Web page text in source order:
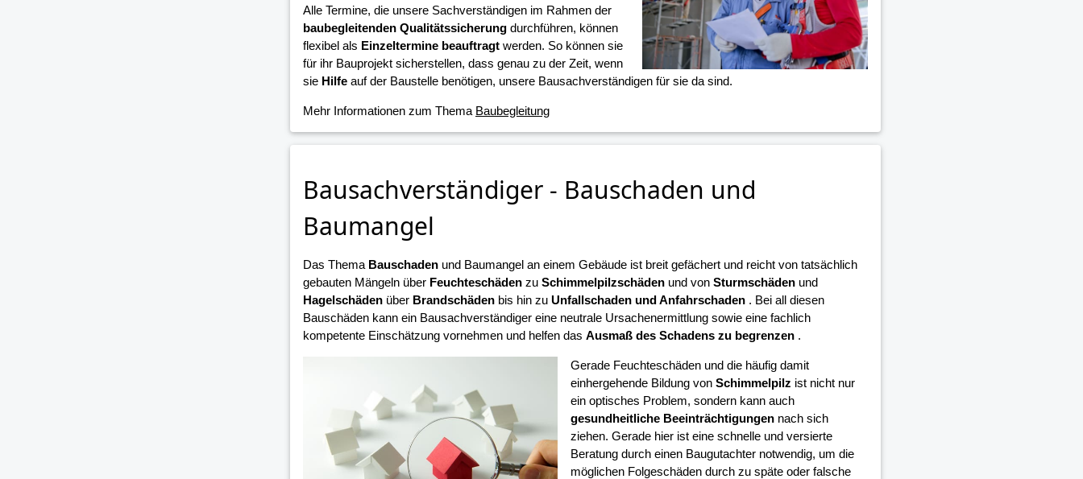
Alle Termine, die unsere Sachverständigen im Rahmen der
baubegleitenden Qualitätssicherungdurchführen, können
flexibel als Einzeltermine beauftragtwerden. So können sie
für ihr Bauprojekt sicherstellen, dass genau zu der Zeit, wenn
sie Hilfeauf der Baustelle benötigen, unsere Bausachverständigen für sie da sind.
Mehr Informationen zum Thema Baubegleitung
Bausachverständiger - Bauschaden und
Baumangel
Das Thema Bauschadenund Baumangel an einem Gebäude ist breit gefächert und reicht von tatsächlich
gebauten Mängeln über Feuchteschädenzu Schimmelpilzschädenund von Sturmschädenund
Hagelschädenüber Brandschädenbis hin zu Unfallschaden und Anfahrschaden. Bei all diesen
Bauschäden kann ein Bausachverständiger eine neutrale Ursachenermittlung sowie eine fachlich
kompetente Einschätzung vornehmen und helfen das Ausmaß des Schadens zu begrenzen.
Gerade Feuchteschäden und die häufig damit
einhergehende Bildung von Schimmelpilz ist nicht nur
ein optisches Problem, sondern kann auch
gesundheitliche Beeinträchtigungennach sich
ziehen. Gerade hier ist eine schnelle und versierte
Beratung durch einen Baugutachter notwendig, um die
möglichen Folgeschäden durch zu späte oder falsche